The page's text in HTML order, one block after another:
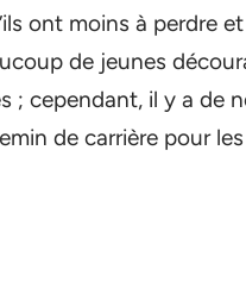
ont moins à perdre
de jeunes
; cependant, il y a de
de carrière pour